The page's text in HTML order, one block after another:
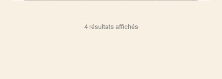
4 résultats affichésTrié